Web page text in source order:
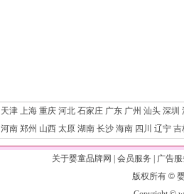
天津 上海 重庆 河北 石家庄 广东 广州 汕头 深圳
河南 郑州 山西 太原 湖南 长沙 海南 四川 辽宁 吉
关于婴童品牌网 会员服务
广告
版权所有 ©